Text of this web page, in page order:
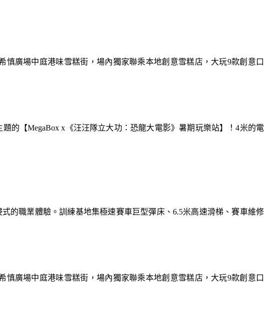
廣場中庭港味雪糕街，場內獨家聯乘本地創意雪糕店，大玩9款創意口
的職業體驗。訓練基地集極速賽車巨型彈床、6.5米高速滑梯、賽車維修
的【MegaBox x《汪汪隊立大功：恐龍大電影》暑期玩樂站】！4米的電
廣場中庭港味雪糕街，場內獨家聯乘本地創意雪糕店，大玩9款創意口